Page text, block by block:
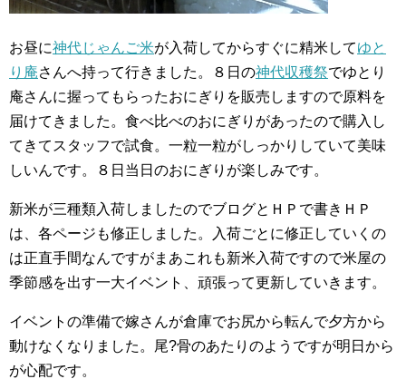
お昼に神代じゃんご米が入荷してからすぐに精米してゆと
り庵さんへ持って行きました。８日の神代収穫祭でゆとり
庵さんに握ってもらったおにぎりを販売しますので原料を
届けてきました。食べ比べのおにぎりがあったので購入し
てきてスタッフで試食。一粒一粒がしっかりしていて美味
しいんです。８日当日のおにぎりが楽しみです。
新米が三種類入荷しましたのでブログとＨＰで書きＨＰ
は、各ページも修正しました。入荷ごとに修正していくの
は正直手間なんですがまあこれも新米入荷ですので米屋の
季節感を出す一大イベント、頑張って更新していきます。
イベントの準備で嫁さんが倉庫でお尻から転んで夕方から
動けなくなりました。尾?骨のあたりのようですが明日から
が心配です。